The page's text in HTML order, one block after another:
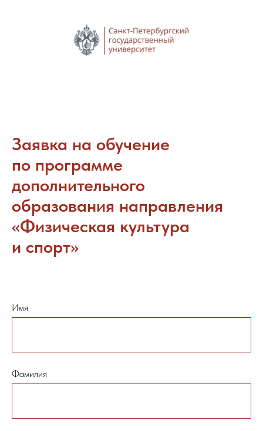
Заявка на обучение
по программе
дополнительного
образования направления
«Физическая культура
и спорт»
Имя
Фамилия